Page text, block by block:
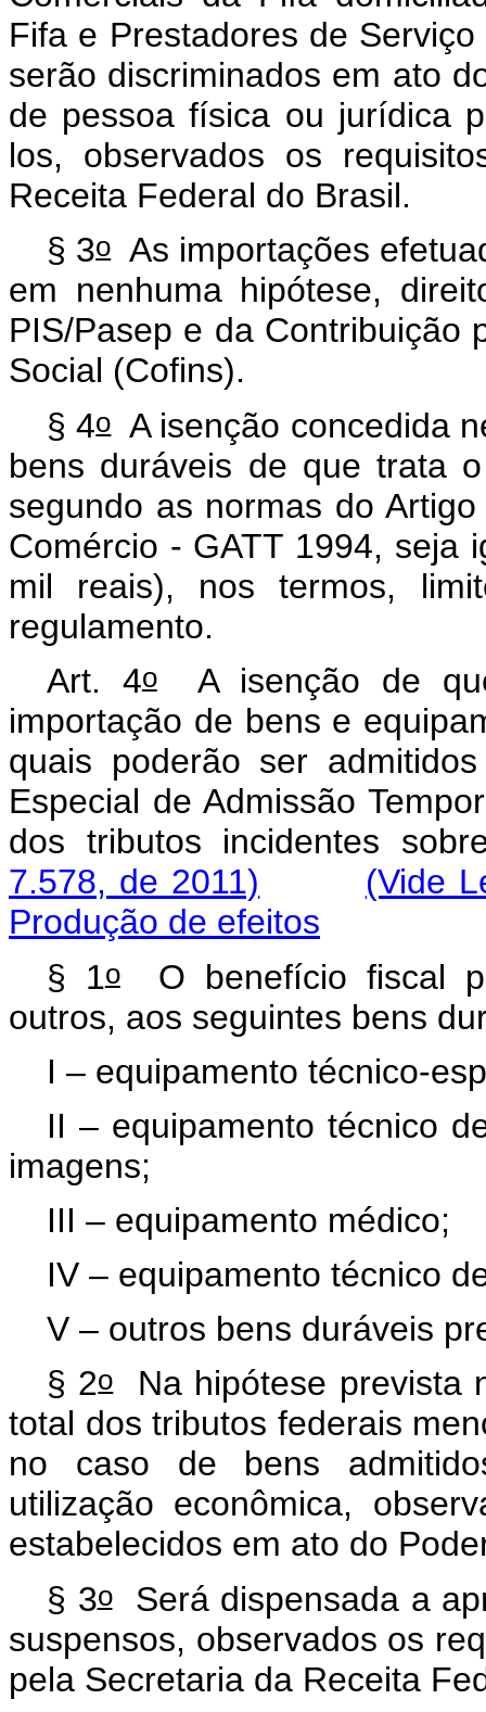
Fifa e Prestadores de
serão discriminados em ato
de pessoa física ou jurídica
los, observados os
Receita Federal do Brasil.
§ 3oAs importações
em nenhuma hipótese,
PIS/Pasep e da Contribuição
Social (Cofins).
§ 4oA isenção concedida
bens duráveis de que trata
segundo as normas do
Comércio - GATT 1994, seja
mil reais), nos termos,
regulamento.
Art. 4oA isenção de
importação de bens e
quais poderão ser
Especial de Admissão
dos tributos incidentes
7.578, de 2011)
(Vide
Produção de efeitos
§ 1oO benefício fiscal
outros, aos seguintes bens
I – equipamento técnico-
II – equipamento técnico
imagens;
III – equipamento médico;
IV – equipamento técnico
V – outros bens duráveis
§ 2oNa hipótese prevista
total dos tributos federais
no caso de bens
utilização econômica,
estabelecidos em ato do
§ 3oSerá dispensada a
suspensos, observados os
pela Secretaria da Receita